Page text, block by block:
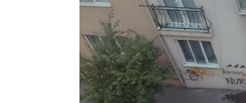
Eskişehir Haber İçerikleri
Eskişehir Hava Durumu
Eskişehir Tramvay Saatleri